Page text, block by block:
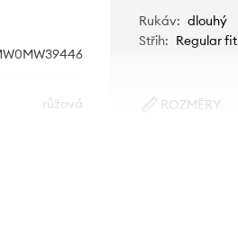
růžová
Rukáv: dlouhý
Střih: Regular fit
ROZMĚRY